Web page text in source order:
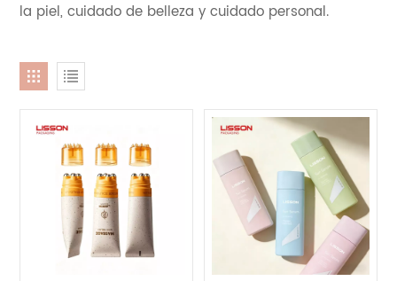
la piel, cuidado de belleza y cuidado personal.